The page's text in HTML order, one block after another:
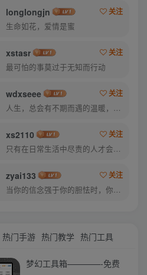
longlongjn
关注
生命如花，爱情是蜜
xstasr
关注
最可怕的事莫过于无知而行动
wdxseee
关注
人生，总会有不期而遇的温暖，和生生不息的希望
xs2110
关注
只有在日常生活中尽责的人才会在重大时刻尽责
zyai133
关注
当你的信念强于你的胆怯时，你就可以将梦想变为现实了
热门手游 热门教学 热门工具
梦幻工具箱————-免费